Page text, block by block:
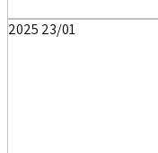
2025 23/01